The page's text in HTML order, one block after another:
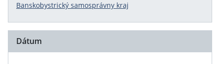
Banskobystrický samosprávny kraj
Dátum